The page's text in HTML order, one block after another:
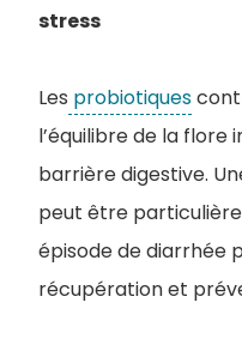
stress
Les probiotiques
l’équilibre de la
barrière digestive.
peut être
épisode de diarrhée
récupération et